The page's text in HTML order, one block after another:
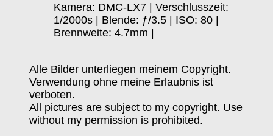
Kamera: DMC-LX7 | Verschlusszeit:
1/2000s | Blende: ƒ/3.5 | ISO: 80 |
Brennweite: 4.7mm |
Alle Bilder unterliegen meinem Copyright.
Verwendung ohne meine Erlaubnis ist
verboten.
All pictures are subject to my copyright. Use
without my permission is prohibited.